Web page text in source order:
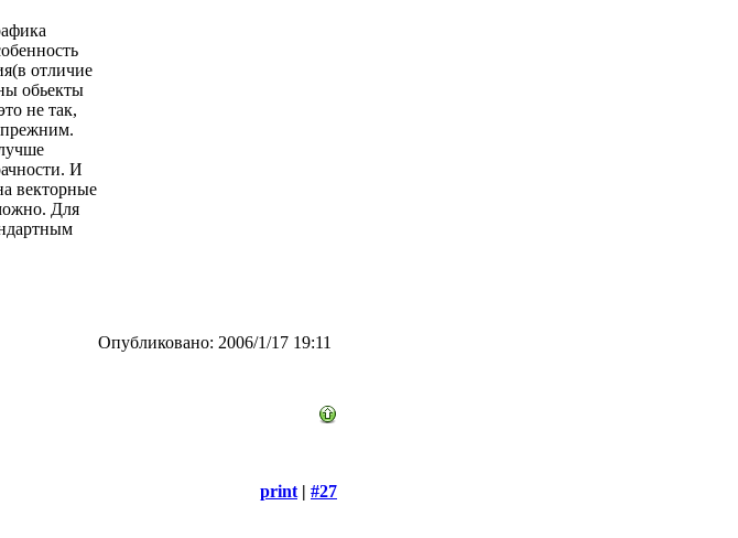
отличие
обьекты
не так,
прежним.
И
векторные
Для
Опубликовано: 2006/1/17 19:11
print | #27